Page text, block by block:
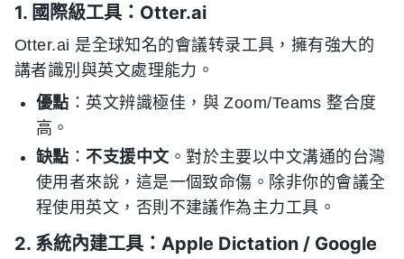
1. 國際級工具：Otter.ai
Otter.ai 是全球知名的會議转录工具，擁有強大的
講者識別與英文處理能力。
優點 ：英文辨識極佳，與 Zoom/Teams 整合度
高。
缺點 ：不支援中文 。對於主要以中文溝通的台灣
使用者來說，這是一個致命傷。除非你的會議全
程使用英文，否則不建議作為主力工具。
2. 系統內建工具：Apple Dictation / Google